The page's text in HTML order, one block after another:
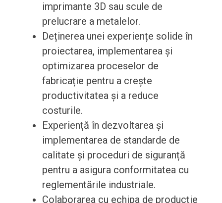
imprimante 3D sau scule de
prelucrare a metalelor.
Deținerea unei experiențe solide în
proiectarea, implementarea și
optimizarea proceselor de
fabricație pentru a crește
productivitatea și a reduce
costurile.
Experiență în dezvoltarea și
implementarea de standarde de
calitate și proceduri de siguranță
pentru a asigura conformitatea cu
reglementările industriale.
Colaborarea cu echipa de producție